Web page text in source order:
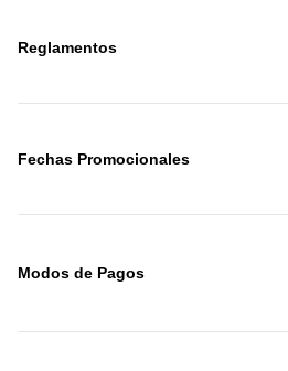
Reglamentos
Fechas Promocionales
Modos de Pagos